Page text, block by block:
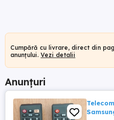
Cumpără cu livrare, direct din
anunțului. Vezi detalii
Anunțuri